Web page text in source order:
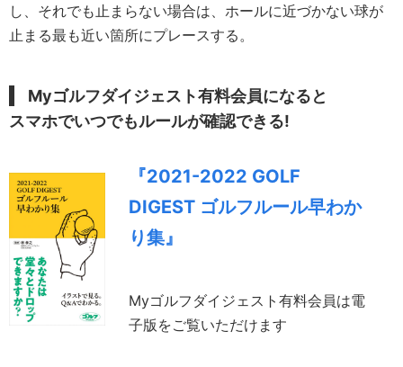
し、それでも止まらない場合は、ホールに近づかない球が
止まる最も近い箇所にプレースする。
Myゴルフダイジェスト有料会員になると
スマホでいつでもルールが確認できる!
『2021-2022 GOLF
DIGEST ゴルフルール早わか
り集』
Myゴルフダイジェスト有料会員は電
子版をご覧いただけます